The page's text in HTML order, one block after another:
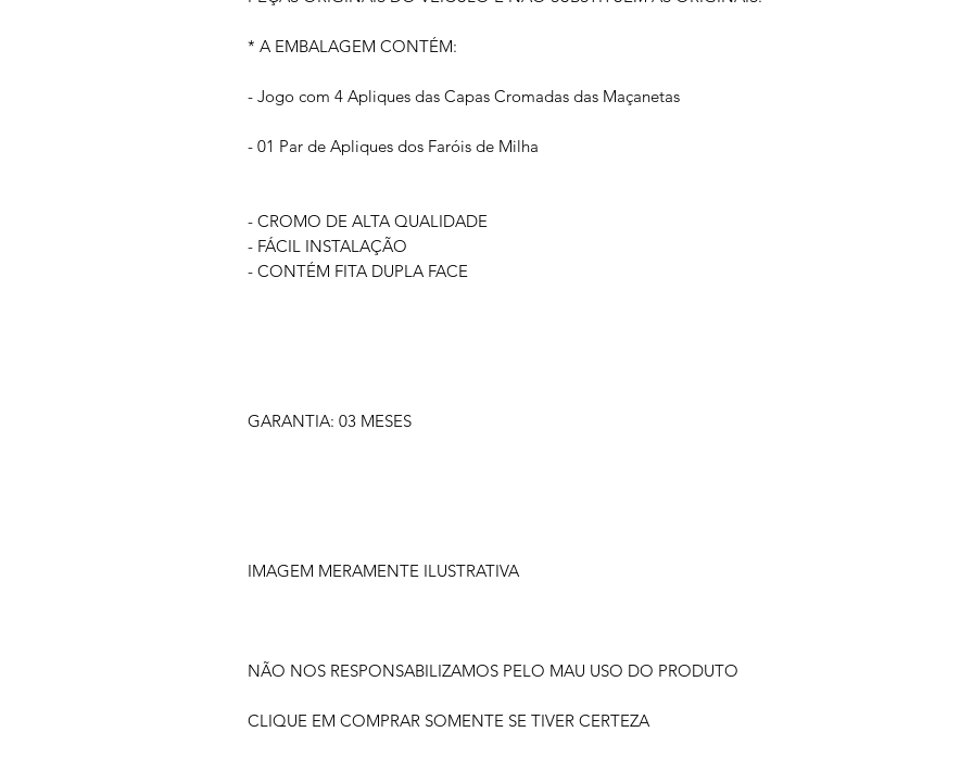
* A EMBALAGEM CONTÉM:
- Jogo com 4 Apliques das Capas Cromadas das Maçanetas
- 01 Par de Apliques dos Faróis de Milha
- CROMO DE ALTA QUALIDADE
- FÁCIL INSTALAÇÃO
- CONTÉM FITA DUPLA FACE
GARANTIA: 03 MESES
IMAGEM MERAMENTE ILUSTRATIVA
NÃO NOS RESPONSABILIZAMOS PELO MAU USO DO PRODUTO
CLIQUE EM COMPRAR SOMENTE SE TIVER CERTEZA